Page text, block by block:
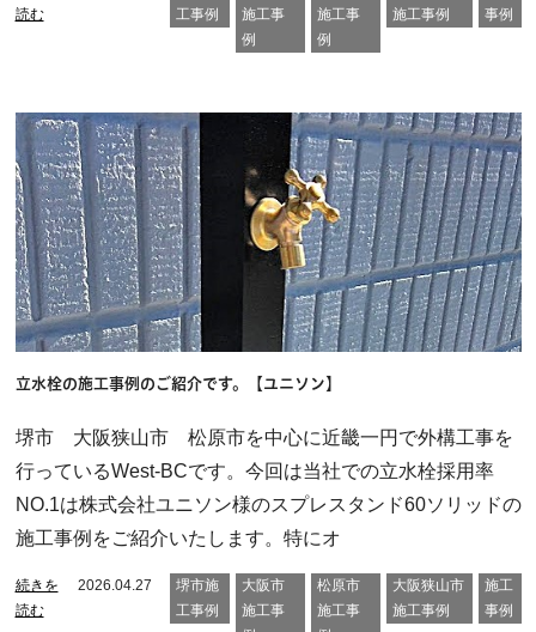
読む
工事例
施工事
例
施工事
例
施工事例
事例
立水栓の施工事例のご紹介です。【ユニソン】
堺市 大阪狭山市 松原市を中心に近畿一円で外構工事を
行っているWest-BCです。今回は当社での立水栓採用率
NO.1は株式会社ユニソン様のスプレスタンド60ソリッドの
施工事例をご紹介いたします。特にオ
続きを
読む
2026.04.27
堺市施
工事例
大阪市
施工事
松原市
施工事
大阪狭山市
施工事例
施工
事例